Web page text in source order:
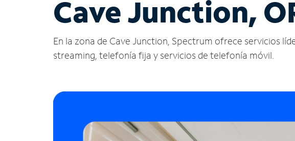
Cave Junction,
En la zona de Cave Junction, Spectrum ofrece servicios
streaming, telefonía fija y servicios de telefonía móvil.